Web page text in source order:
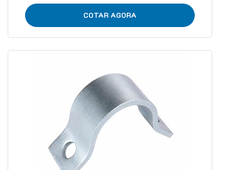
COTAR AGORA